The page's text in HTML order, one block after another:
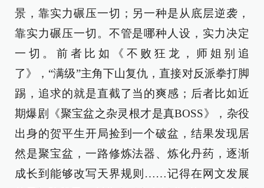
景，靠实力碾压一切；另一种是从底层逆袭，
靠实力碾压一切。不管是哪种人设，实力决定
一切。前者比如《不败狂龙，师姐别追
了》，“满级”主角下山复仇，直接对反派拳打脚
踢，追求的就是直截了当的爽感；后者比如近
期爆剧《聚宝盆之杂灵根才是真BOSS》，杂役
出身的贺平生开局捡到一个破盆，结果发现居
然是聚宝盆，一路修炼法器、炼化丹药，逐渐
成长到能够改写天界规则……记得在网文发展